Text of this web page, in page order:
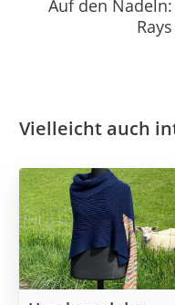
Auf den
Vielleicht auch